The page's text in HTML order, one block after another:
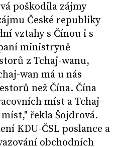
poškodila zájmy
České republiky
vztahy s Čínou i s
ministryně
z Tchaj-wanu,
wan má u nás
než Čína. Čína
míst a Tchaj-
řekla Šojdrová.
KDU-ČSL poslance a
obchodních